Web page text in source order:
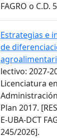
FAGRO o C.D.
Estrategias e
de
lectivo: 2027-
Licenciatura
Plan 2017.
E-UBA-DCT
245/2026].